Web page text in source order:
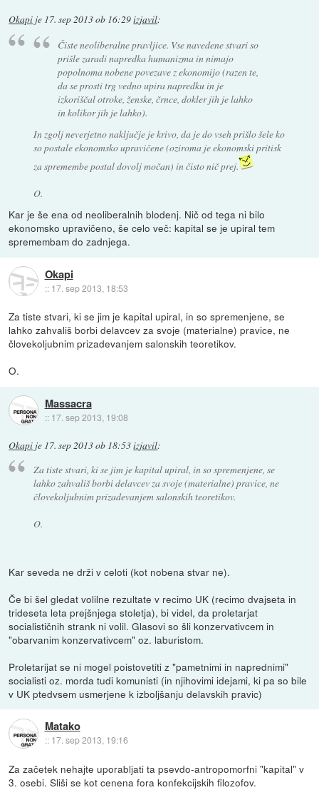
Okapi je 17. sep 2013 ob 16:29izjavil:
Čiste neoliberalne pravljice. Vse navedene stvari so
prišle zaradi napredka humanizma in nimajo
popolnoma nobene povezave z ekonomijo (razen te,
da se prosti trg vedno upira napredku in je
izkoriščal otroke, ženske, črnce, dokler jih je lahko
in kolikor jih je lahko).
In zgolj neverjetno naključje je krivo, da je do vseh prišlo šele ko
so postale ekonomsko upravičene (oziroma je ekonomski pritisk
za spremembe postal dovolj močan) in čisto nič prej.
O.
Kar je še ena od neoliberalnih blodenj. Nič od tega ni bilo
ekonomsko upravičeno, še celo več: kapital se je upiral tem
spremembam do zadnjega.
Okapi
:: 17. sep 2013, 18:53
Za tiste stvari, ki se jim je kapital upiral, in so spremenjene, se
lahko zahvališ borbi delavcev za svoje (materialne) pravice, ne
človekoljubnim prizadevanjem salonskih teoretikov.
O.
Massacra
:: 17. sep 2013, 19:08
Okapi je 17. sep 2013 ob 18:53izjavil:
Za tiste stvari, ki se jim je kapital upiral, in so spremenjene, se
lahko zahvališ borbi delavcev za svoje (materialne) pravice, ne
človekoljubnim prizadevanjem salonskih teoretikov.
O.
Kar seveda ne drži v celoti (kot nobena stvar ne).
Če bi šel gledat volilne rezultate v recimo UK (recimo dvajseta in
trideseta leta prejšnjega stoletja), bi videl, da proletarjat
socialističnih strank ni volil. Glasovi so šli konzervativcem in
"obarvanim konzervativcem" oz. laburistom.
Proletarijat se ni mogel poistovetiti z "pametnimi in naprednimi"
socialisti oz. morda tudi komunisti (in njihovimi idejami, ki pa so bile
v UK ptedvsem usmerjene k izboljšanju delavskih pravic)
Matako
:: 17. sep 2013, 19:16
Za začetek nehajte uporabljati ta psevdo-antropomorfni "kapital" v
3. osebi. Sliši se kot cenena fora konfekcijskih filozofov.